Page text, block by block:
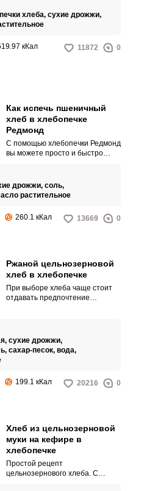
за уникальный вкус и аромат
кориандра.
хлеба, сухие дрожжи,
кКал 11872 0
Как испечь пшеничный
хлеб в хлебопечке
Редмонд
С помощью хлебопечки Редмонд
вы можете просто и быстро
семейного стола. Чтобы
хлебушек получился вкусным,
определенной
последовательности: мука, соль,
дрожжи, соль,
растительное
260.1 кКал 13669 0
Ржаной цельнозерновой
хлеб в хлебопечке
При выборе хлеба чаще стоит
отдавать предпочтение
состава, так и процесса
переваривания организмом.
сухие дрожжи,
сахар-песок, вода,
199.1 кКал 20216 0
Хлеб из цельнозерновой
муки на кефире в
хлебопечке
Простой рецепт
цельнозернового хлеба. С